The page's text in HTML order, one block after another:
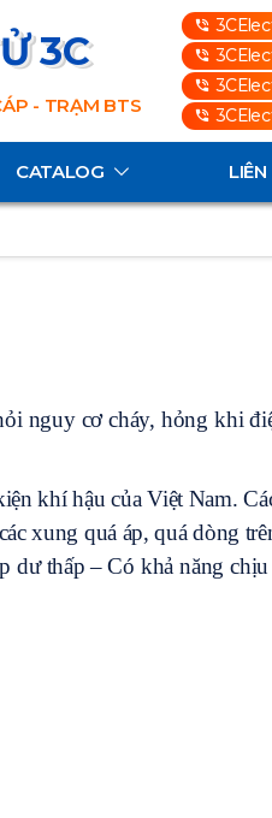
3C
- TRẠM BTS
CATALOG LIÊN
nguy cơ cháy, hỏng khi
khí hậu của Việt Nam.
xung quá áp, quá dòng
dư thấp – Có khả năng chịu